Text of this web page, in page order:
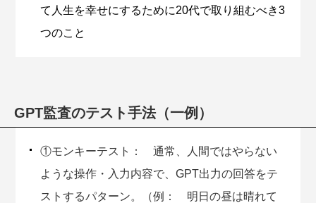
て人生を幸せにするために20代で取り組むべき3
つのこと
GPT監査のテスト手法（一例）
①モンキーテスト： 通常、人間ではやらない
ような操作・入力内容で、GPT出力の回答をテ
ストするパターン。（例： 明日の昼は晴れて